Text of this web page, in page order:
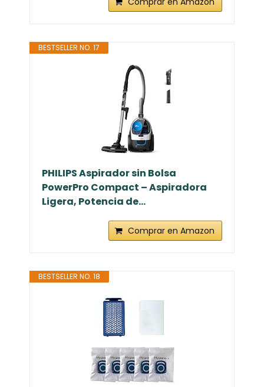
BESTSELLER NO. 17
PHILIPS Aspirador sin Bolsa
PowerPro Compact – Aspiradora
Ligera, Potencia de...
Comprar en Amazon
BESTSELLER NO. 18